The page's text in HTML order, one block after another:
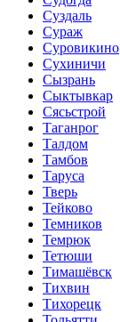
Суздаль
Сураж
Суровикино
Сухиничи
Сызрань
Сыктывкар
Сясьстрой
Таганрог
Талдом
Тамбов
Таруса
Тверь
Тейково
Темников
Темрюк
Тетюши
Тимашёвск
Тихвин
Тихорецк